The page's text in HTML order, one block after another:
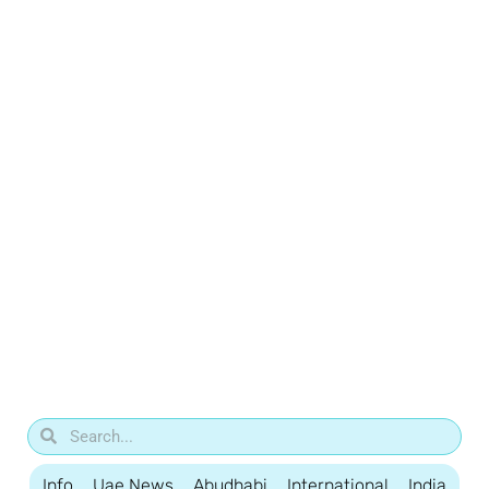
Info Uae News Abudhabi International India